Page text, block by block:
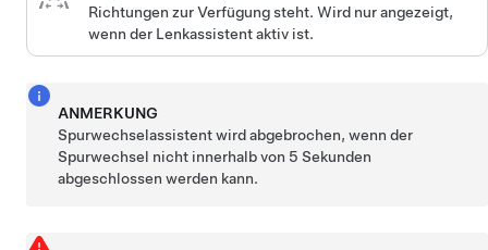
Richtungen zur Verfügung steht. Wird nur angezeigt,
wenn der Lenkassistentaktiv ist.
ANMERKUNG
Spurwechselassistentwird abgebrochen, wenn der
Spurwechsel nicht innerhalb von 5 Sekunden
abgeschlossen werden kann.